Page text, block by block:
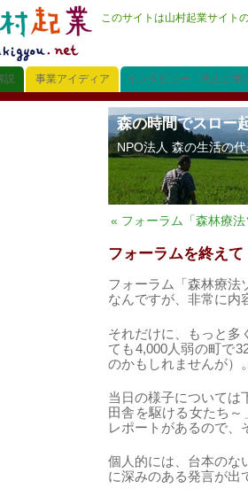
このサイトは山村起業サイト
説 事業アイディア インタビュー「先人に学
森の時間でスロー
NPO法人 森の生活の
« フォーラム「森林療
フォーラムを終えて
フォーラム「森林療法
なんですが、非常に内
それだけに、もっと多
ても4,000人弱の町で
のかもしれませんが）
当日の様子については
田舎を駆ける女たち～
レポートがあるので、
個人的には、台本のな
に深みのある発言が出